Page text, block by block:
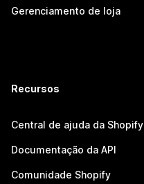
Gerenciamento de loja
Recursos
Central de ajuda da Shopify
Documentação da API
Comunidade Shopify